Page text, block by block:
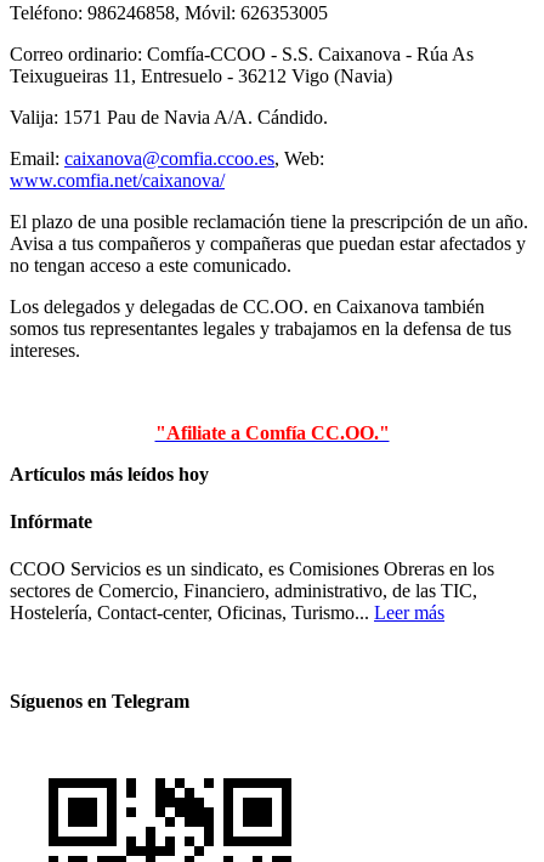
Teléfono: 986246858, Móvil: 626353005
Correo ordinario: Comfía-CCOO - S.S. Caixanova - Rúa As
Teixugueiras 11, Entresuelo - 36212 Vigo (Navia)
Valija: 1571 Pau de Navia A/A. Cándido.
Email: caixanova@comfia.ccoo.es, Web:
www.comfia.net/caixanova/
El plazo de una posible reclamación tiene la prescripción de un año.
Avisa a tus compañeros y compañeras que puedan estar afectados y
no tengan acceso a este comunicado.
Los delegados y delegadas de CC.OO. en Caixanova también
somos tus representantes legales y trabajamos en la defensa de tus
intereses.
"Afiliate a Comfía CC.OO."
Artículos más leídos hoy
Infórmate
CCOO Servicios es un sindicato, es Comisiones Obreras en los
sectores de Comercio, Financiero, administrativo, de las TIC,
Hostelería, Contact-center, Oficinas, Turismo... Leer más
Síguenos en Telegram